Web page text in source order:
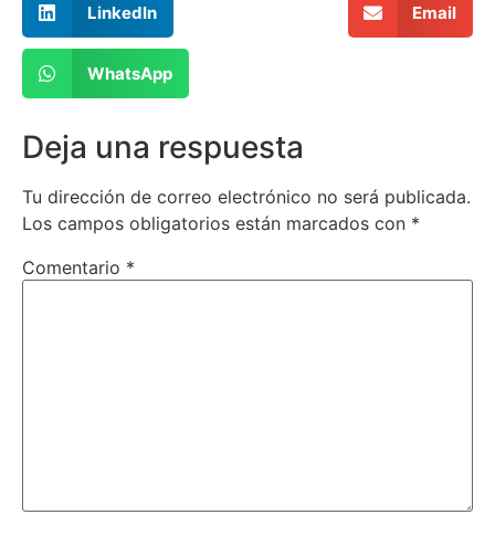
LinkedIn Email
WhatsApp
Deja una respuesta
Tu dirección de correo electrónico no será publicada.
Los campos obligatorios están marcados con *
Comentario *